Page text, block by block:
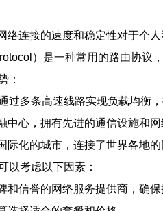
络连接的速度和稳定性对于个
）是一种常用的路由协议
：
过多条高速线路实现负载均衡
中心，拥有先进的通信设施和
际化的城市，连接了世界各地
以考虑以下因素：
和信誉的网络服务提供商，确